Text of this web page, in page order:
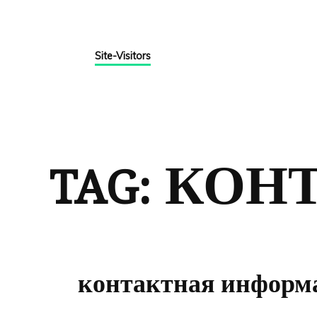
Site-Visitors
TAG:
контактная